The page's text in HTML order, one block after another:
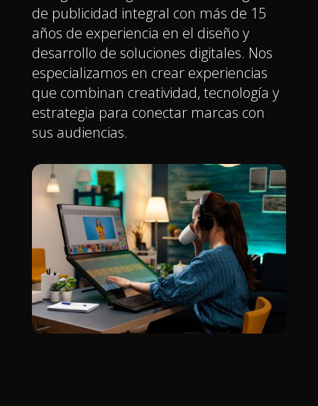
de publicidad integral con más de 15
años de experiencia en el diseño y
desarrollo de soluciones digitales. Nos
especializamos en crear experiencias
que combinan creatividad, tecnología y
estrategia para conectar marcas con
sus audiencias.